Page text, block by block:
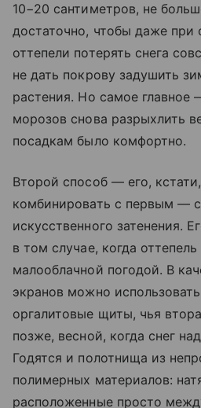
10−20 сантиметров, не
достаточно, чтобы даже при
оттепели потерять снега
не дать покрову задушить
растения. Но самое главное
морозов снова разрыхлить
посадкам было комфортно.
Второй способ — его,
комбинировать с первым —
искусственного затенения.
в том случае, когда
малооблачной погодой. В
экранов можно
оргалитовые щиты, чья
позже, весной, когда снег
Годятся и полотнища из
полимерных материалов:
расположенные просто